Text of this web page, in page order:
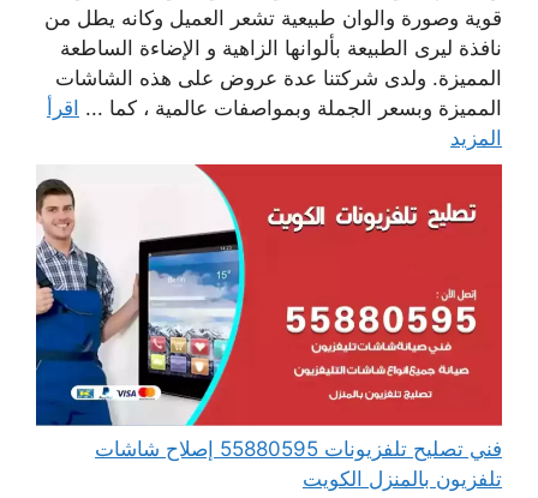
قوية وصورة والوان طبيعية تشعر العميل وكانه يطل من
نافذة ليرى الطبيعة بألوانها الزاهية و الإضاءة الساطعة
المميزة. ولدى شركتنا عدة عروض على هذه الشاشات
المميزة وبسعر الجملة وبمواصفات عالمية ، كما ... اقرأ
المزيد
فني تصليح تلفزيونات 55880595 إصلاح شاشات
تلفزيون بالمنزل الكويت